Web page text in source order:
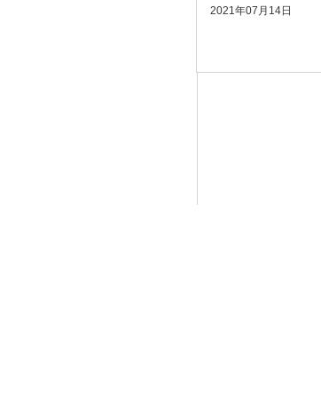
2021年07月14日